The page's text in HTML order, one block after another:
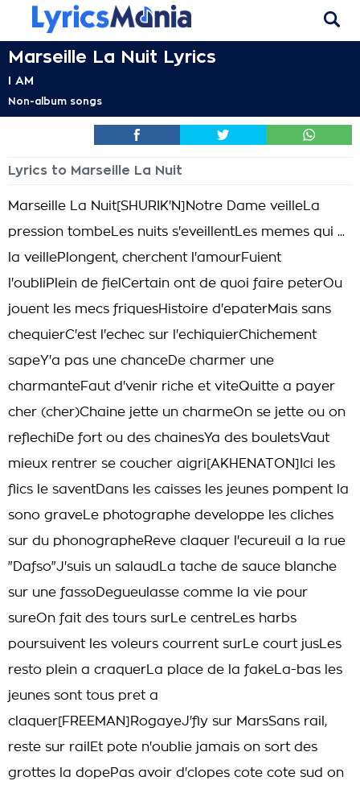
Marseille La Nuit Lyrics
I AM
Non-album songs
Lyrics to Marseille La Nuit
Marseille La Nuit[SHURIK'N]Notre Dame veilleLa
pression tombeLes nuits s'eveillentLes memes qui ...
la veillePlongent, cherchent l'amourFuient
l'oubliPlein de fielCertain ont de quoi faire peterOu
jouent les mecs friquesHistoire d'epaterMais sans
chequierC'est l'echec sur l'echiquierChichement
sapeY'a pas une chanceDe charmer une
charmanteFaut d'venir riche et viteQuitte a payer
cher (cher)Chaine jette un charmeOn se jette ou on
reflechiDe fort ou des chainesYa des bouletsVaut
mieux rentrer se coucher aigri[AKHENATON]Ici les
flics le saventDans les caisses les jeunes pompent la
sono graveLe photographe developpe les cliches
sur du phonographeReve claquer l'ecureuil a la rue
"Dafso"J'suis un salaudLa tache de sauce blanche
sur une fassoDegueulasse comme la vie pour
sureOn fait des tours surLe centreLes harbs
poursuivent les voleurs courrent surLe court jusLes
resto plein a craquerLa place de la fakeLa-bas les
jeunes sont tous pret a
claquer[FREEMAN]RogayeJ'fly sur MarsSans rail,
reste sur railEt pote n'oublie jamais on sort des
grottes la dopePas avoir d'clopes cote cote sud on